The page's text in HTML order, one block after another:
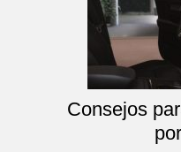
Consejos